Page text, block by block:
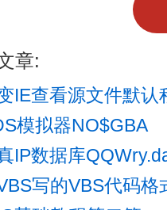
章:
IE查看源文件默认
模拟器NO$GBA
IP数据库
写的VBS代码